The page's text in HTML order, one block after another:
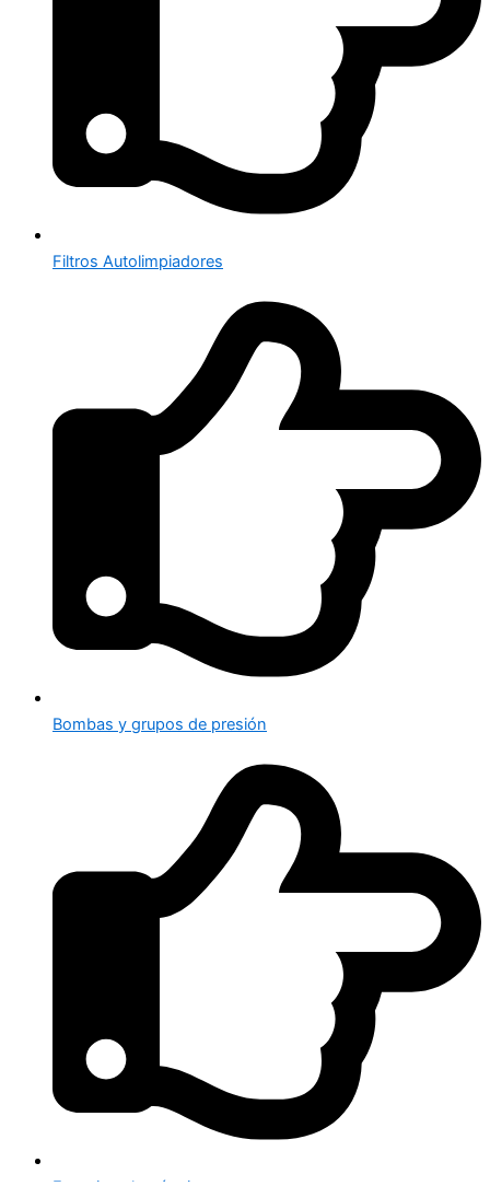
Filtros Autolimpiadores
Bombas y grupos de presión